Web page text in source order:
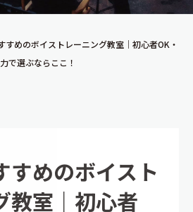
すめのボイストレーニング教室｜初心者OK・
で選ぶならここ！
すめのボイスト
教室｜初心者